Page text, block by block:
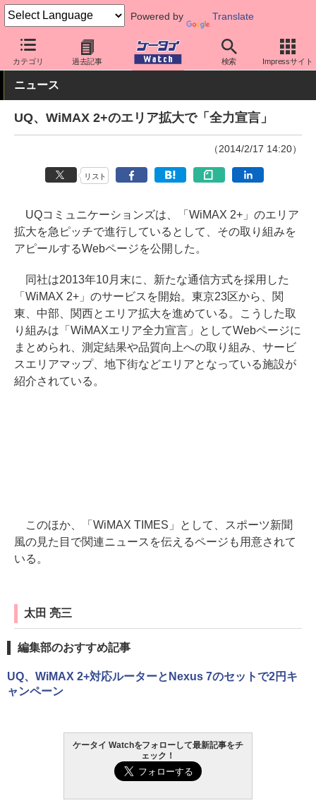
Powered by Translate
カテゴリ 過去記事 検索 Impressサイト
ケータイ Watch キャリア UQ その他
ニュース
UQ、WiMAX 2+のエリア拡大で「全力宣言」
（2014/2/17 14:20）
リスト
UQコミュニケーションズは、「WiMAX 2+」のエリア
拡大を急ピッチで進行しているとして、その取り組みを
アピールするWebページを公開した。
同社は2013年10月末に、新たな通信方式を採用した
「WiMAX 2+」のサービスを開始。東京23区から、関
東、中部、関西とエリア拡大を進めている。こうした取
り組みは「WiMAXエリア全力宣言」としてWebページに
まとめられ、測定結果や品質向上への取り組み、サービ
スエリアマップ、地下街などエリアとなっている施設が
紹介されている。
このほか、「WiMAX TIMES」として、スポーツ新聞
風の見た目で関連ニュースを伝えるページも用意されて
いる。
太田 亮三
編集部のおすすめ記事
UQ、WiMAX 2+対応ルーターとNexus 7のセットで2円キ
ャンペーン
ケータイ Watchをフォローして最新記事をチ
ェック！